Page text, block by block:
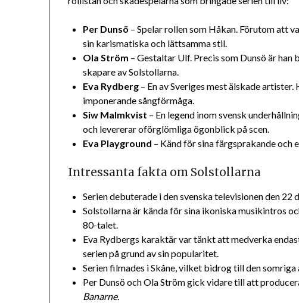
Per Dunsö – Spelar rollen som Håkan. Förutom att
sin karismatiska och lättsamma stil.
Ola Ström – Gestaltar Ulf. Precis som Dunsö är
skapare av Solstollarna.
Eva Rydberg – En av Sveriges mest älskade
imponerande sångförmåga.
Siw Malmkvist – En legend inom svensk
och levererar oförglömliga ögonblick på scen.
Eva Playground – Känd för sina färgsprakande och
Intressanta fakta om Solstollarna
Serien debuterade i den svenska televisionen den 22
Solstollarna är kända för sina ikoniska musikintros
80-talet.
Eva Rydbergs karaktär var tänkt att medverka
serien på grund av sin popularitet.
Serien filmades i Skåne, vilket bidrog till den somriga
Per Dunsö och Ola Ström gick vidare till att
Banarne.